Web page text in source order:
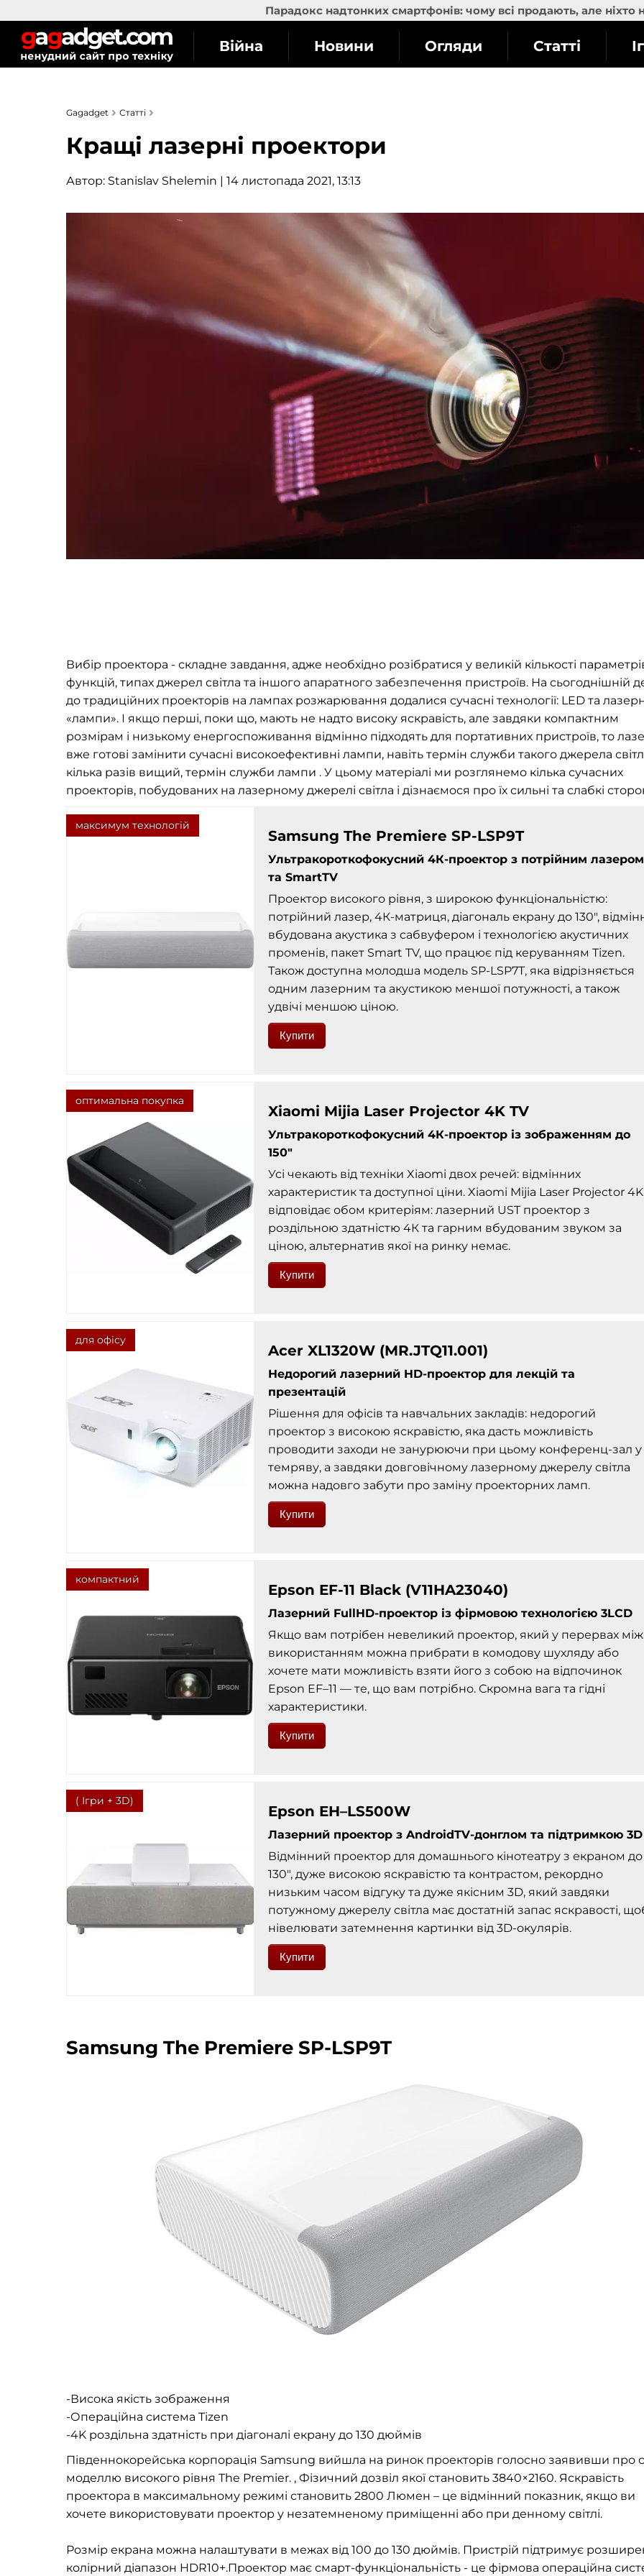
Парадокс надтонких смартфонів: чому всі продають, але ніхто
Війна Новини Огляди Статті
Gagadget Статті
Кращі лазерні проектори
Автор: Stanislav Shelemin | 14 листопада 2021, 13:13
Вибір проектора - складне завдання, адже необхідно розібратися у великій кількості
функцій, типах джерел світла та іншого апаратного забезпечення пристроїв. На сьогоднішній
до традиційних проекторів на лампах розжарювання додалися сучасні технології: LED та
«лампи». І якщо перші, поки що, мають не надто високу яскравість, але завдяки компактним
розмірам і низькому енергоспоживання відмінно підходять для портативних пристроїв, то
вже готові замінити сучасні високоефективні лампи, навіть термін служби такого джерела
кілька разів вищий, термін служби лампи . У цьому матеріалі ми розглянемо кілька сучасних
проекторів, побудованих на лазерному джерелі світла і дізнаємося про їх сильні та слабкі
Samsung The Premiere SP-LSP9T
Ультракороткофокусний 4К-проектор з потрійним лазером
та SmartTV
Проектор високого рівня, з широкою функціональністю:
потрійний лазер, 4К-матриця, діагональ екрану до 130",
вбудована акустика з сабвуфером і технологією акустичних
променів, пакет Smart TV, що працює під керуванням Tizen.
Також доступна молодша модель SP-LSP7T, яка відрізняється
одним лазерним та акустикою меншої потужності, а також
удвічі меншою ціною.
Купити
максимум технологій
Xiaomi Mijia Laser Projector 4K TV
Ультракороткофокусний 4К-проектор із зображенням до
150"
Усі чекають від техніки Xiaomi двох речей: відмінних
характеристик та доступної ціни. Xiaomi Mijia Laser Projector 4K
відповідає обом критеріям: лазерний UST проектор з
роздільною здатністю 4К та гарним вбудованим звуком за
ціною, альтернатив якої на ринку немає.
Купити
оптимальна покупка
Acer XL1320W (MR.JTQ11.001)
Недорогий лазерний HD-проектор для лекцій та
презентацій
Рішення для офісів та навчальних закладів: недорогий
проектор з високою яскравістю, яка дасть можливість
проводити заходи не занурюючи при цьому конференц-зал у
темряву, а завдяки довговічному лазерному джерелу світла
можна надовго забути про заміну проекторних ламп.
Купити
для офісу
Epson EF-11 Black (V11HA23040)
Лазерний FullHD-проектор із фірмовою технологією 3LCD
Якщо вам потрібен невеликий проектор, який у перервах між
використанням можна прибрати в комодову шухляду або
хочете мати можливість взяти його з собою на відпочинок
Epson EF–11 — те, що вам потрібно. Скромна вага та гідні
характеристики.
Купити
компактний
Epson EH–LS500W
Лазерний проектор з AndroidTV-донглом та підтримкою 3D
Відмінний проектор для домашнього кінотеатру з екраном до
130", дуже високою яскравістю та контрастом, рекордно
низьким часом відгуку та дуже якісним 3D, який завдяки
потужному джерелу світла має достатній запас яскравості,
нівелювати затемнення картинки від 3D-окулярів.
Купити
( Ігри + 3D)
Samsung The Premiere SP-LSP9T
-Висока якість зображення
-Операційна система Tizen
-4K роздільна здатність при діагоналі екрану до 130 дюймів
Південнокорейська корпорація Samsung вийшла на ринок проекторів голосно заявивши про
моделлю високого рівня The Premier. , Фізичний дозвіл якої становить 3840×2160. Яскравість
проектора в максимальному режимі становить 2800 Люмен – це відмінний показник, якщо ви
хочете використовувати проектор у незатемненому приміщенні або при денному світлі.
Розмір екрана можна налаштувати в межах від 100 до 130 дюймів. Пристрій підтримує
колірний діапазон HDR10+.Проектор має смарт-функціональність - це фірмова операційна